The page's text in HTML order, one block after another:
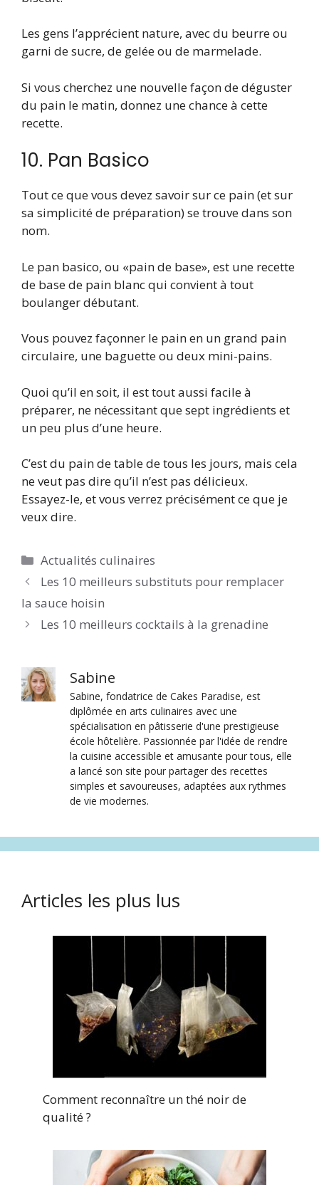
Les gens l’apprécient nature, avec du beurre ou
garni de sucre, de gelée ou de marmelade.
Si vous cherchez une nouvelle façon de déguster
du pain le matin, donnez une chance à cette
recette.
10. Pan Basico
Tout ce que vous devez savoir sur ce pain (et sur
sa simplicité de préparation) se trouve dans son
nom.
Le pan basico, ou «pain de base», est une recette
de base de pain blanc qui convient à tout
boulanger débutant.
Vous pouvez façonner le pain en un grand pain
circulaire, une baguette ou deux mini-pains.
Quoi qu’il en soit, il est tout aussi facile à
préparer, ne nécessitant que sept ingrédients et
un peu plus d’une heure.
C’est du pain de table de tous les jours, mais cela
ne veut pas dire qu’il n’est pas délicieux.
Essayez-le, et vous verrez précisément ce que je
veux dire.
Catégories
Actualités culinaires
Les 10 meilleurs substituts pour remplacer
la sauce hoisin
Les 10 meilleurs cocktails à la grenadine
Sabine
Sabine, fondatrice de Cakes Paradise, est
diplômée en arts culinaires avec une
spécialisation en pâtisserie d'une prestigieuse
école hôtelière. Passionnée par l'idée de rendre
la cuisine accessible et amusante pour tous, elle
a lancé son site pour partager des recettes
simples et savoureuses, adaptées aux rythmes
de vie modernes.
Articles les plus lus
Comment reconnaître un thé noir de
qualité ?